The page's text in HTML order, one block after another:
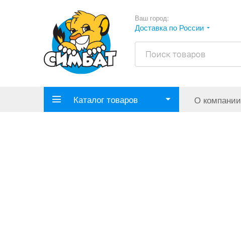
Ваш город:
Доставка по России
Каталог товаров О компании